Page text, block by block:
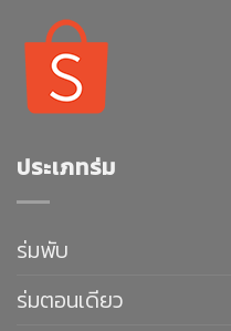
ประเภทร่ม
ร่มพับ
ร่มตอนเดียว